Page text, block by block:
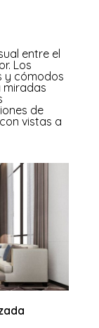
entre el
Los
y cómodos
miradas
de
vistas a